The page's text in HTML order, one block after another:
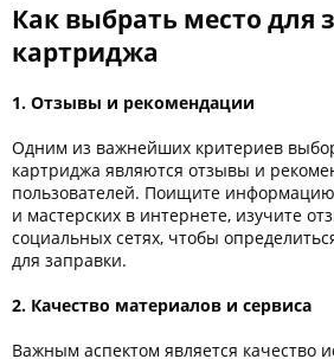
Как выбрать место для
картриджа
1. Отзывы и рекомендации
Одним из важнейших критериев
картриджа являются отзывы и
пользователей. Поищите
и мастерских в интернете, изучите
социальных сетях, чтобы
для заправки.
2. Качество материалов и сервиса
Важным аспектом является качество